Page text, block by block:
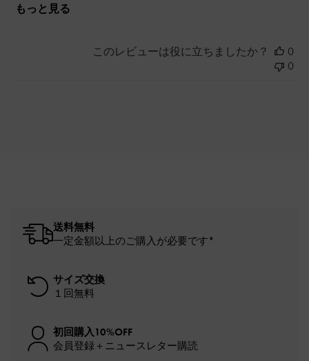
もっと見る
このレビューは役に立ちましたか？
0
0
送料無料
一定金額以上のご購入が必要です*
サイズ交換
１回無料
初回購入10%OFF
会員登録＋ニュースレター購読